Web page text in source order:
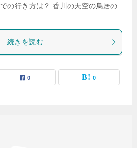
の行き方は？ 香川の天空の鳥居の
続きを読む
0 0